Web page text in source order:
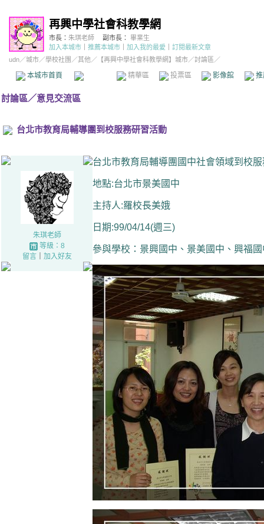
再興中學社會科教學網
市長： 朱琪老師 副市長： 畢業生
加入本城市
推薦本城市 加入我的最愛
訂閱最新文章
udn／城市／學校社團 ／其他 ／ 【再興中學社會科教學網】城市／討論區／
本城市首頁 精華區 投票區 影像館
討論區／意見交流區
台北市教育局輔導團到校服務研習活動
朱琪老師
等級：8
留言｜ 加入好友
台北市教育局輔導團國中社會領域到校
地點:台北市景美國中
主持人:羅校長美娥
日期:99/04/14(週三)
參與學校：景興國中、景美國中、興福